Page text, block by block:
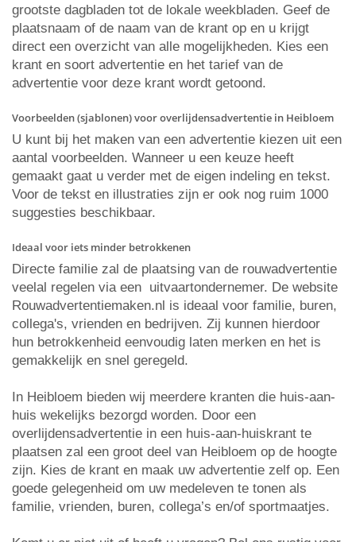
grootste dagbladen tot de lokale weekbladen. Geef de
plaatsnaam of de naam van de krant op en u krijgt
direct een overzicht van alle mogelijkheden. Kies een
krant en soort advertentie en het tarief van de
advertentie voor deze krant wordt getoond.
Voorbeelden (sjablonen) voor overlijdensadvertentie in Heibloem
U kunt bij het maken van een advertentie kiezen uit een
aantal voorbeelden. Wanneer u een keuze heeft
gemaakt gaat u verder met de eigen indeling en tekst.
Voor de tekst en illustraties zijn er ook nog ruim 1000
suggesties beschikbaar.
Ideaal voor iets minder betrokkenen
Directe familie zal de plaatsing van de rouwadvertentie
veelal regelen via een uitvaartondernemer. De website
Rouwadvertentiemaken.nl is ideaal voor familie, buren,
collega's, vrienden en bedrijven. Zij kunnen hierdoor
hun betrokkenheid eenvoudig laten merken en het is
gemakkelijk en snel geregeld.
In Heibloem bieden wij meerdere kranten die huis-aan-
huis wekelijks bezorgd worden. Door een
overlijdensadvertentie in een huis-aan-huiskrant te
plaatsen zal een groot deel van Heibloem op de hoogte
zijn. Kies de krant en maak uw advertentie zelf op. Een
goede gelegenheid om uw medeleven te tonen als
familie, vrienden, buren, collega’s en/of sportmaatjes.